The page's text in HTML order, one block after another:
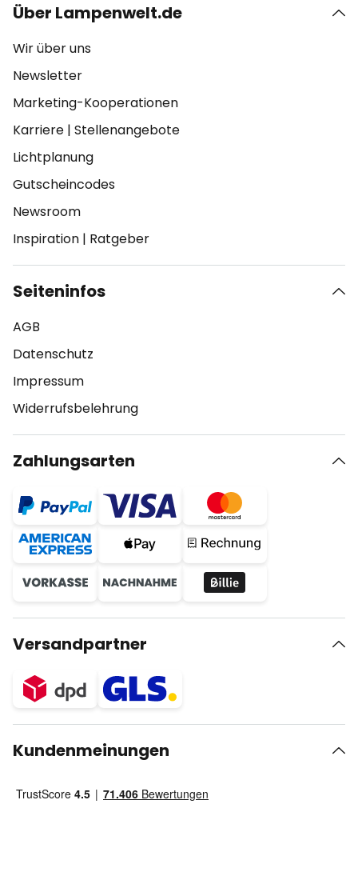
Über Lampenwelt.de
Wir über uns
Newsletter
Marketing-Kooperationen
Karriere | Stellenangebote
Lichtplanung
Gutscheincodes
Newsroom
Inspiration | Ratgeber
Seiteninfos
AGB
Datenschutz
Impressum
Widerrufsbelehrung
Zahlungsarten
Versandpartner
Kundenmeinungen